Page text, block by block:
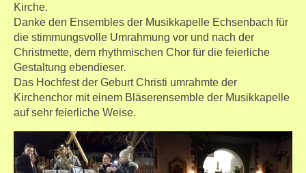
Kirche.
Danke den Ensembles der Musikkapelle Echsenbach für
die stimmungsvolle Umrahmung vor und nach der
Christmette, dem rhythmischen Chor für die feierliche
Gestaltung ebendieser.
Das Hochfest der Geburt Christi umrahmte der
Kirchenchor mit einem Bläserensemble der Musikkapelle
auf sehr feierliche Weise.